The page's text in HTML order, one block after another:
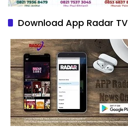
Download App Radar TV